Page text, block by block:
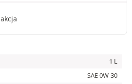
1 L
SAE 0W-30